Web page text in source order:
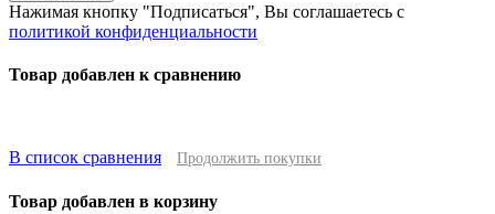
Нажимая кнопку "Подписаться", Вы соглашаетесь с
политикой конфиденциальности
Товар добавлен к сравнению
В список сравнения Продолжить покупки
Товар добавлен в корзину